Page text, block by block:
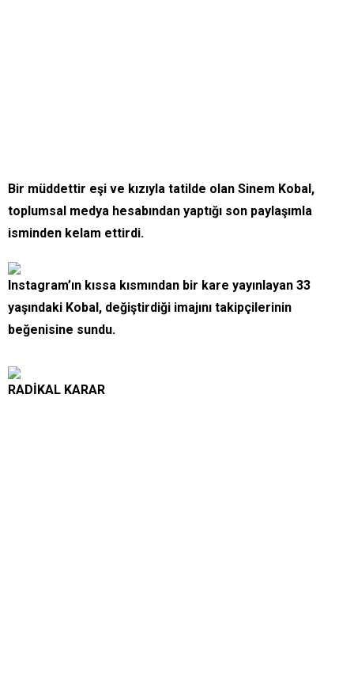
Bir müddettir eşi ve kızıyla tatilde olan Sinem Kobal,
toplumsal medya hesabından yaptığı son paylaşımla
isminden kelam ettirdi.
Instagram’ın kıssa kısmından bir kare yayınlayan 33
yaşındaki Kobal, değiştirdiği imajını takipçilerinin
beğenisine sundu.
RADİKAL KARAR